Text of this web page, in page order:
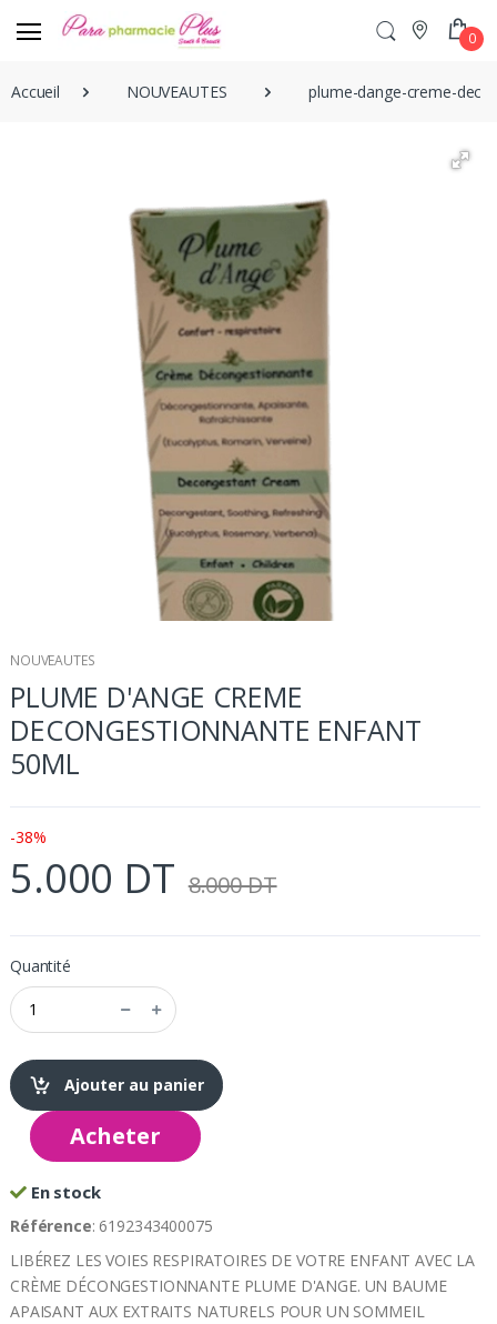
0
Accueil NOUVEAUTES plume-dange-creme-
NOUVEAUTES
PLUME D'ANGE CREME
DECONGESTIONNANTE ENFANT
50ML
-38%
5.000 DT 8.000 DT
Quantité
Ajouter au panier
Acheter
En stock
Référence: 6192343400075
LIBÉREZ LES VOIES RESPIRATOIRES DE VOTRE ENFANT AVEC LA
CRÈME DÉCONGESTIONNANTE PLUME D'ANGE. UN BAUME
APAISANT AUX EXTRAITS NATURELS POUR UN SOMMEIL